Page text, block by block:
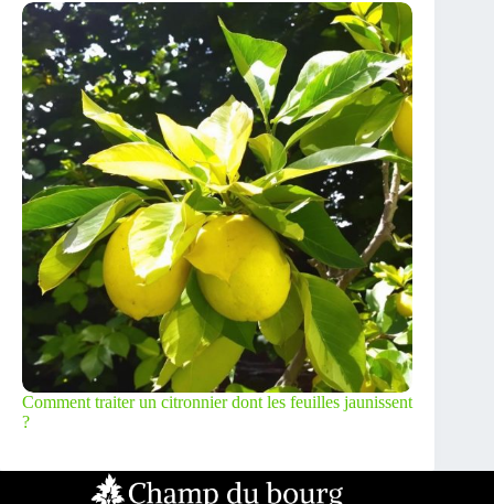
Comment traiter un citronnier dont les feuilles jaunissent
?